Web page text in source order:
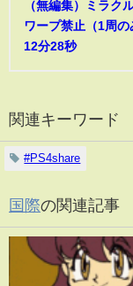
（無編集）ミラク
ワープ禁止（1周の
12分28秒
関連キーワード
#PS4share
国際の関連記事